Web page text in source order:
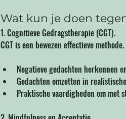
Wat kun je doen
1. Cognitieve Gedragstherapie (CGT).
CGT is een bewezen effectieve
Negatieve gedachten herkennen
Gedachten omzetten in
Praktische vaardigheden om met